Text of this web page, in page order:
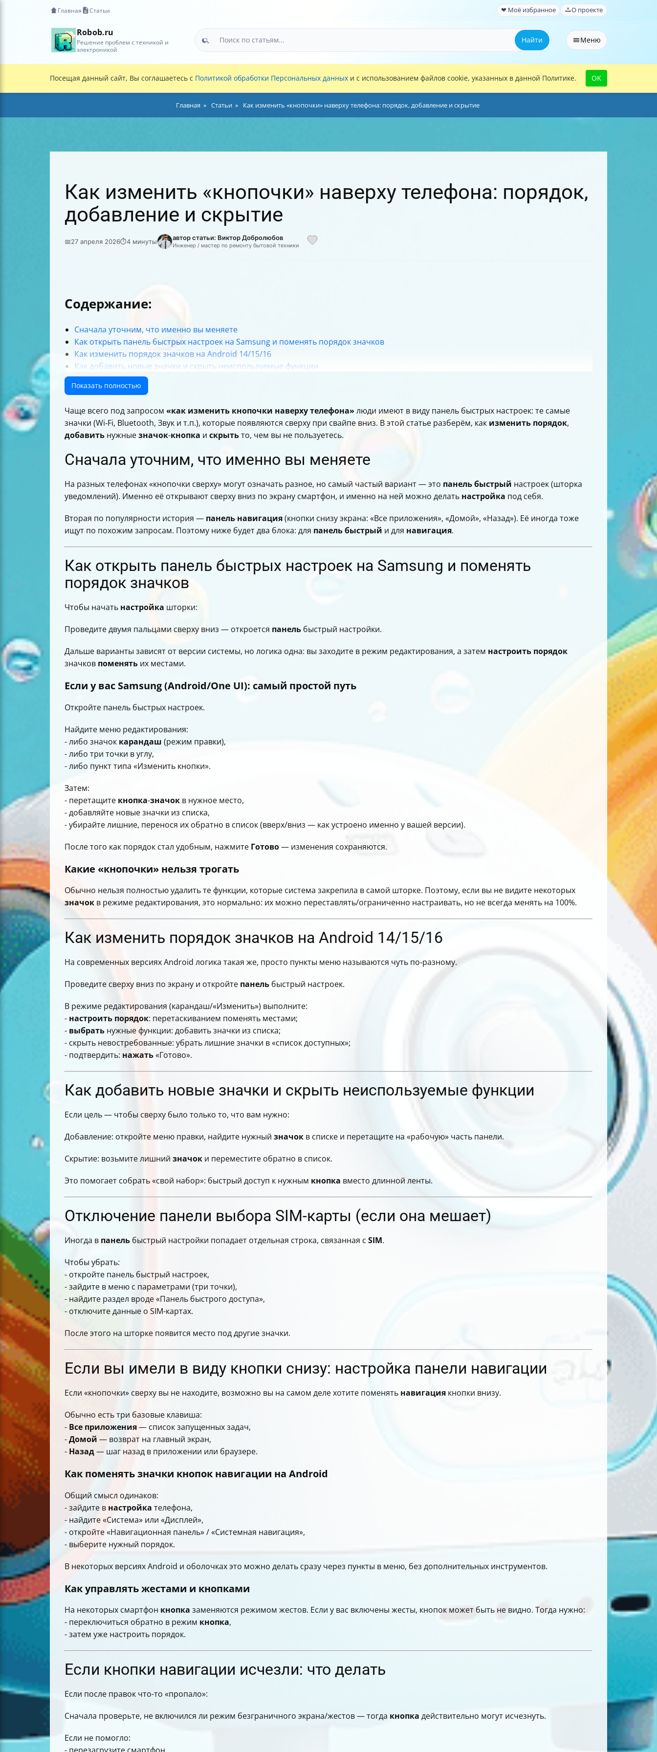
Главная Статьи ❤ Моё избранное О проекте
Robob.ru
Решение проблем с техникой и
электроникой
Найти Меню
Посещая данный сайт, Вы соглашаетесь с Политикой обработки Персональных данных и с использованием файлов cookie, указанных в данной Политике. OK
Главная Статьи Как изменить «кнопочки» наверху телефона: порядок, добавление и скрытие
Как изменить «кнопочки» наверху телефона: порядок,
добавление и скрытие
📅27 апреля 2026⏱4 минуты автор статьи: Виктор Добролюбов
Инженер / мастер по ремонту бытовой техники
Содержание:
Сначала уточним, что именно вы меняете
Как открыть панель быстрых настроек на Samsung и поменять порядок значков
Как изменить порядок значков на Android 14/15/16
Как добавить новые значки и скрыть неиспользуемые функции
Отключение панели выбора SIM-карты (если она мешает)
Если вы имели в виду кнопки снизу: настройка панели навигации
Короткая шпаргалка (что делать прямо сейчас)
Показать полностью
Чаще всего под запросом «как изменить кнопочки наверху телефона» люди имеют в виду панель быстрых настроек: те самые
значки (Wi‑Fi, Bluetooth, Звук и т.п.), которые появляются сверху при свайпе вниз. В этой статье разберём, как изменить порядок,
добавить нужныезначок-кнопка и скрытьто, чем вы не пользуетесь.
Сначала уточним, что именно вы меняете
На разных телефонах «кнопочки сверху» могут означать разное, но самый частый вариант — это панель быстрый настроек (шторка
уведомлений). Именно её открывают сверху вниз по экрану смартфон, и именно на ней можно делать настройка под себя.
Вторая по популярности история — панель навигация(кнопки снизу экрана: «Все приложения», «Домой», «Назад»). Её иногда тоже
ищут по похожим запросам. Поэтому ниже будет два блока: для панель быстрый и для навигация.
Как открыть панель быстрых настроек на Samsung и поменять
порядок значков
Чтобы начать настройка шторки:
Проведите двумя пальцами сверху вниз — откроется панель быстрый настройки.
Дальше варианты зависят от версии системы, но логика одна: вы заходите в режим редактирования, а затем настроить порядок
значков поменять их местами.
Если у вас Samsung (Android/One UI): самый простой путь
Откройте панель быстрых настроек.
Найдите меню редактирования:
- либо значок карандаш (режим правки),
- либо три точки в углу,
- либо пункт типа «Изменить кнопки».
Затем:
- перетащите кнопка-значок в нужное место,
- добавляйте новые значки из списка,
- убирайте лишние, перенося их обратно в список (вверх/вниз — как устроено именно у вашей версии).
После того как порядок стал удобным, нажмите Готово— изменения сохраняются.
Какие «кнопочки» нельзя трогать
Обычно нельзя полностью удалить те функции, которые система закрепила в самой шторке. Поэтому, если вы не видите некоторых
значок в режиме редактирования, это нормально: их можно переставлять/ограниченно настраивать, но не всегда менять на 100%.
Как изменить порядок значков на Android 14/15/16
На современных версиях Android логика такая же, просто пункты меню называются чуть по‑разному.
Проведите сверху вниз по экрану и откройте панель быстрый настроек.
В режиме редактирования (карандаш/«Изменить») выполните:
- настроить порядок: перетаскиванием поменять местами;
- выбрать нужные функции: добавить значки из списка;
- скрыть невостребованные: убрать лишние значки в «список доступных»;
- подтвердить: нажать«Готово».
Как добавить новые значки и скрыть неиспользуемые функции
Если цель — чтобы сверху было только то, что вам нужно:
Добавление: откройте меню правки, найдите нужный значок в списке и перетащите на «рабочую» часть панели.
Скрытие: возьмите лишний значок и переместите обратно в список.
Это помогает собрать «свой набор»: быстрый доступ к нужным кнопка вместо длинной ленты.
Отключение панели выбора SIM-карты (если она мешает)
Иногда в панель быстрый настройки попадает отдельная строка, связанная с SIM.
Чтобы убрать:
- откройте панель быстрый настроек,
- зайдите в меню с параметрами (три точки),
- найдите раздел вроде «Панель быстрого доступа»,
- отключите данные о SIM-картах.
После этого на шторке появится место под другие значки.
Если вы имели в виду кнопки снизу: настройка панели навигации
Если «кнопочки» сверху вы не находите, возможно вы на самом деле хотите поменять навигация кнопки внизу.
Обычно есть три базовые клавиша:
- Все приложения— список запущенных задач,
-Домой — возврат на главный экран,
- Назад— шаг назад в приложении или браузере.
Как поменять значки кнопок навигации на Android
Общий смысл одинаков:
- зайдите в настройка телефона,
- найдите «Система» или «Дисплей»,
- откройте «Навигационная панель» / «Системная навигация»,
- выберите нужный порядок.
В некоторых версиях Android и оболочках это можно делать сразу через пункты в меню, без дополнительных инструментов.
Как управлять жестами и кнопками
На некоторых смартфон кнопка заменяются режимом жестов. Если у вас включены жесты, кнопок может быть не видно. Тогда нужно:
- переключиться обратно в режим кнопка,
- затем уже настроить порядок.
Если кнопки навигации исчезли: что делать
Если после правок что-то «пропало»:
Сначала проверьте, не включился ли режим безграничного экрана/жестов — тогда кнопка действительно могут исчезнуть.
Если не помогло: